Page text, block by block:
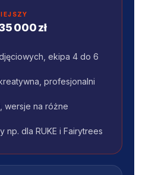
000 zł
ekipa 4 do 6
profesjonalni
wersje na różne
np. dla RUKE i Fairytrees